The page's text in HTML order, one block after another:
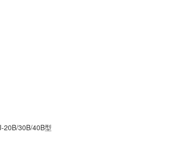
20B/30B/40B型